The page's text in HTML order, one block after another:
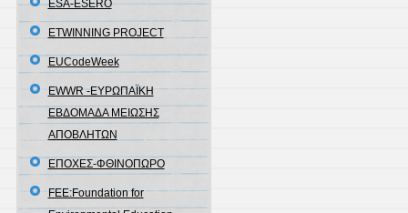
ESA-ESERO
ETWINNING PROJECT
EUCodeWeek
EWWR -ΕΥΡΩΠΑΪΚΗ
ΕΒΔΟΜΑΔΑ ΜΕΙΩΣΗΣ
ΑΠΟΒΛΗΤΩΝ
EΠΟΧΕΣ-ΦΘΙΝΟΠΩΡΟ
FEE:Foundation for